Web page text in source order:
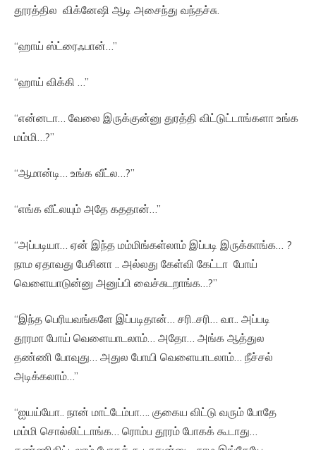
தூரத்தில விக்னேஷி ஆடி அசைந்து வந்தச்சு.
“ஹாய் ஸ்ட்ரைஃபான்…”
“ஹாய் விக்கி …”
“என்னடா… வேலை இருக்குன்னு துரத்தி விட்டுட்டாங்களா உங்க
மம்மி…?”
“ஆமான்டி… உங்க வீட்ல…?”
“எங்க வீட்லயும் அதே கததான்…”
“அப்படியா… ஏன் இந்த மம்மிங்கள்லாம் இப்படி இருக்காங்க… ?
நாம ஏதாவது பேசினா .. அல்லது கேள்வி கேட்டா போய்
வெளையாடுன்னு அனுப்பி வைச்சுடறாங்க…?”
“இந்த பெரியவங்களே இப்படிதான்… சரி..சரி… வா.. அப்படி
தூரமா போய் வெளையாடலாம்… அதோ… அங்க ஆத்துல
தண்ணி போவுது… அதுல போயி வெளையாடலாம்… நீச்சல்
அடிக்கலாம்…”
“ஐயய்யோ.. நான் மாட்டேம்பா…. குகைய விட்டு வரும் போதே
மம்மி சொல்லிட்டாங்க… ரொம்ப தூரம் போகக் கூடாது…